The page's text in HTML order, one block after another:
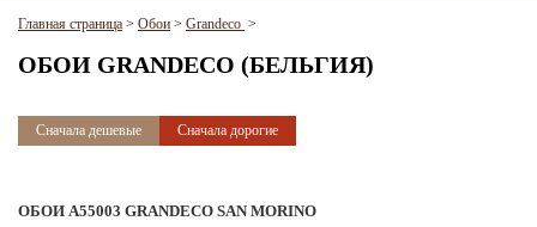
Главная страница > Обои > Grandeco >
ОБОИ GRANDECO (БЕЛЬГИЯ)
Сначала дешевые Сначала дорогие
ОБОИ A55003 GRANDECO SAN MORINO